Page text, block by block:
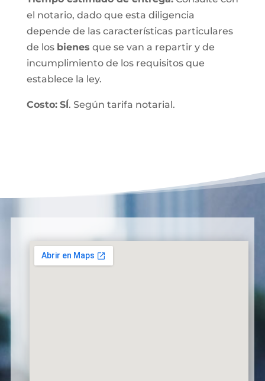
el notario, dado que esta diligencia
depende de las características particulares
de los bienes que se van a repartir y de
incumplimiento de los requisitos que
establece la ley.
Costo: SÍ. Según tarifa notarial.